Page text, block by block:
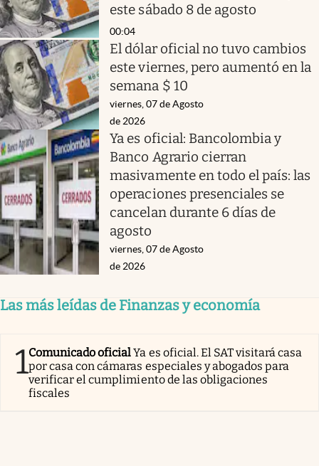
este sábado 8 de agosto
00:04
El dólar oficial no tuvo cambios
este viernes, pero aumentó en la
semana $ 10
viernes, 07 de Agosto
de 2026
Ya es oficial: Bancolombia y
Banco Agrario cierran
masivamente en todo el país: las
operaciones presenciales se
cancelan durante 6 días de
agosto
viernes, 07 de Agosto
de 2026
Las más leídas de Finanzas y economía
1Comunicado oficialYa es oficial. El SAT visitará casa
por casa con cámaras especiales y abogados para
verificar el cumplimiento de las obligaciones
fiscales